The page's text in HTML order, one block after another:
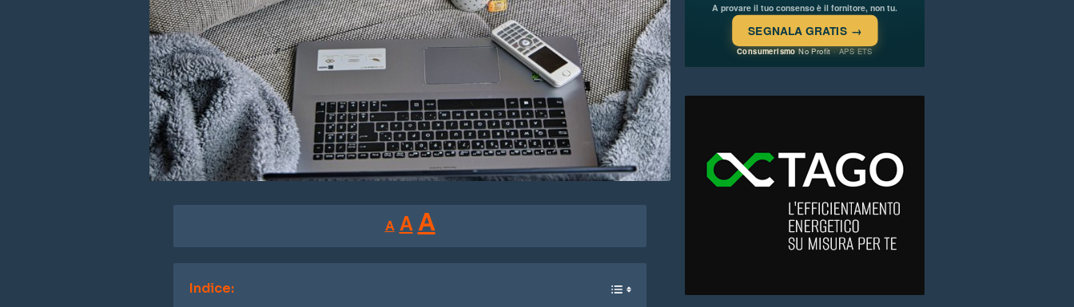
A
Reducir
tamaño
de
fuente.
A Restablecer
tamaño
de
AAumentar
tamaño
Indice: